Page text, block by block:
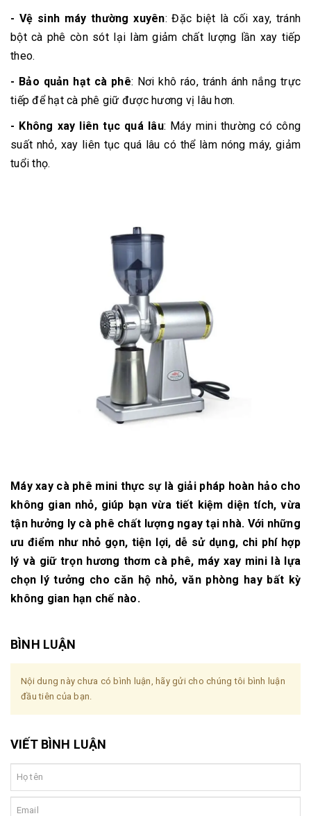
- Vệ sinh máy thường xuyên: Đặc biệt là cối xay, tránh
bột cà phê còn sót lại làm giảm chất lượng lần xay tiếp
theo.
- Bảo quản hạt cà phê: Nơi khô ráo, tránh ánh nắng trực
tiếp để hạt cà phê giữ được hương vị lâu hơn.
- Không xay liên tục quá lâu: Máy mini thường có công
suất nhỏ, xay liên tục quá lâu có thể làm nóng máy, giảm
tuổi thọ.
Máy xay cà phê mini thực sự là giải pháp hoàn hảo cho
không gian nhỏ, giúp bạn vừa tiết kiệm diện tích, vừa
tận hưởng ly cà phê chất lượng ngay tại nhà. Với những
ưu điểm như nhỏ gọn, tiện lợi, dễ sử dụng, chi phí hợp
lý và giữ trọn hương thơm cà phê, máy xay mini là lựa
chọn lý tưởng cho căn hộ nhỏ, văn phòng hay bất kỳ
không gian hạn chế nào.
BÌNH LUẬN
Nội dung này chưa có bình luận, hãy gửi cho chúng tôi bình luận
đầu tiên của bạn.
VIẾT BÌNH LUẬN